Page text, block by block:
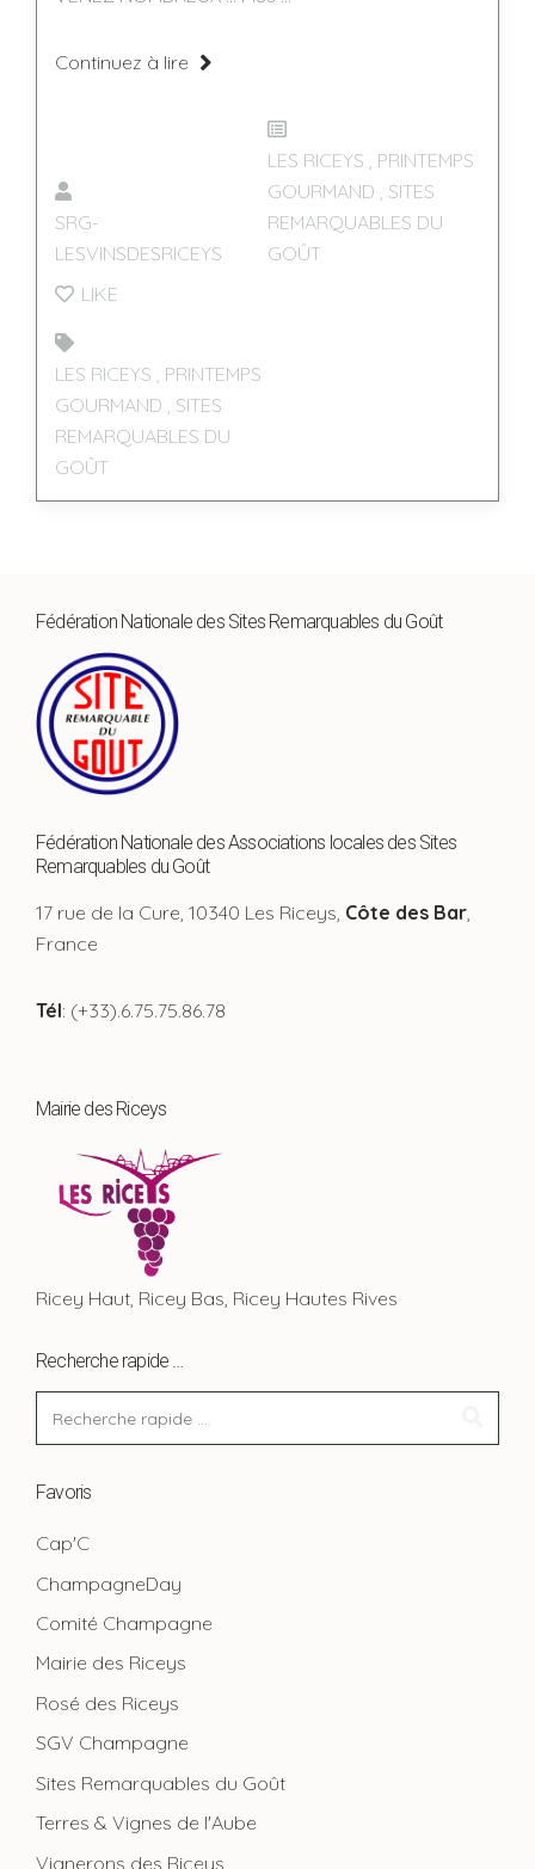
Continuez à lire
SRG-
LESVINSDESRICEYS
LES RICEYS , PRINTEMPS
GOURMAND ,SITES
REMARQUABLES DU
GOÛT
LIKE
LES RICEYS
PRINTEMPS
GOURMAND SITES
REMARQUABLES DU
GOÛT
Fédération Nationale des Sites Remarquables du Goût
Fédération Nationale des Associations locales des Sites
Remarquables du Goût
17 rue de la Cure, 10340 Les Riceys, Côte des Bar
France
Tél: (+33).6.75.75.86.78
Mairie des Riceys
Ricey Haut, Ricey Bas, Ricey Hautes Rives
Recherche rapide …
Favoris
Cap'C
ChampagneDay
Comité Champagne
Mairie des Riceys
Rosé des Riceys
SGV Champagne
Sites Remarquables du Goût
Terres & Vignes de l'Aube
Vignerons des Riceys